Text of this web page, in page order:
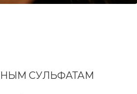
СУЛЬФАТАМ